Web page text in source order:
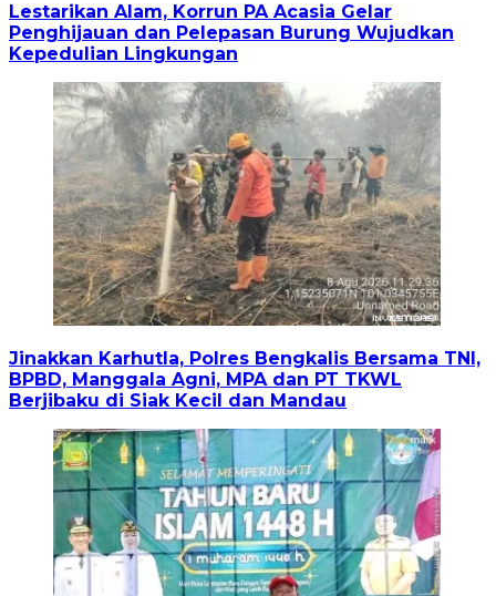
Lestarikan Alam, Korrun PA Acasia Gelar
Penghijauan dan Pelepasan Burung Wujudkan
Kepedulian Lingkungan
Jinakkan Karhutla, Polres Bengkalis Bersama TNI,
BPBD, Manggala Agni, MPA dan PT TKWL
Berjibaku di Siak Kecil dan Mandau